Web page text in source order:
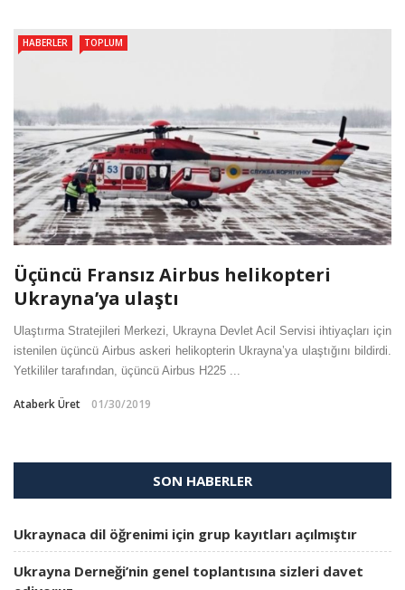
HABERLER TOPLUM
Üçüncü Fransız Airbus helikopteri
Ukrayna’ya ulaştı
Ulaştırma Stratejileri Merkezi, Ukrayna Devlet Acil Servisi ihtiyaçları için
istenilen üçüncü Airbus askeri helikopterin Ukrayna’ya ulaştığını bildirdi.
Yetkililer tarafından, üçüncü Airbus H225 ...
Ataberk Üret 01/30/2019
SON HABERLER
Ukraynaca dil öğrenimi için grup kayıtları açılmıştır
Ukrayna Derneği’nin genel toplantısına sizleri davet